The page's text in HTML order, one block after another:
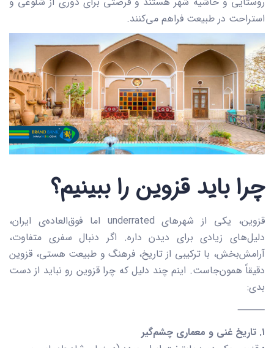
استراحت در طبیعت فراهم می‌کنند.
چرا باید قزوین را ببینیم؟
قزوین، یکی از شهرهای underrated اما فوق‌العاده‌ی ایران،
دلیل‌های زیادی برای دیدن داره. اگر دنبال سفری متفاوت،
آرامش‌بخش، با ترکیبی از تاریخ، فرهنگ و طبیعت هستی، قزوین
دقیقاً همون‌جاست. اینم چند دلیل که چرا قزوین رو نباید از دست
بدی:
⸻
۱. تاریخ غنی و معماری چشم‌گیر